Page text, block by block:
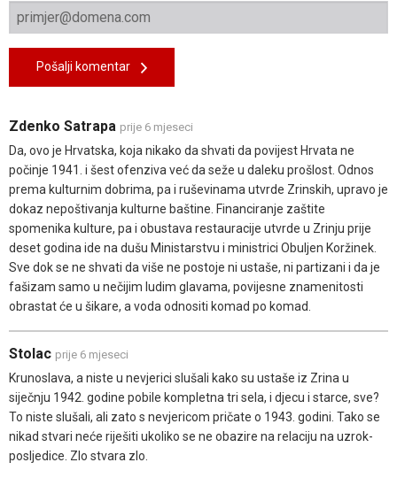
Pošalji komentar
Zdenko Satrapa prije 6 mjeseci
Da, ovo je Hrvatska, koja nikako da shvati da povijest Hrvata ne
počinje 1941. i šest ofenziva već da seže u daleku prošlost. Odnos
prema kulturnim dobrima, pa i ruševinama utvrde Zrinskih, upravo je
dokaz nepoštivanja kulturne baštine. Financiranje zaštite
spomenika kulture, pa i obustava restauracije utvrde u Zrinju prije
deset godina ide na dušu Ministarstvu i ministrici Obuljen Koržinek.
Sve dok se ne shvati da više ne postoje ni ustaše, ni partizani i da je
fašizam samo u nečijim ludim glavama, povijesne znamenitosti
obrastat će u šikare, a voda odnositi komad po komad.
Stolac prije 6 mjeseci
Krunoslava, a niste u nevjerici slušali kako su ustaše iz Zrina u
siječnju 1942. godine pobile kompletna tri sela, i djecu i starce, sve?
To niste slušali, ali zato s nevjericom pričate o 1943. godini. Tako se
nikad stvari neće riješiti ukoliko se ne obazire na relaciju na uzrok-
posljedice. Zlo stvara zlo.